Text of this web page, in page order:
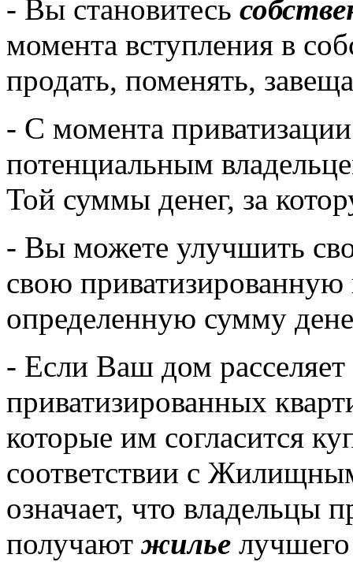
- Вы становитесь
момента вступления в
продать, поменять,
- С момента
потенциальным
Той суммы денег, за
- Вы можете улучшить
свою приватизированную
определенную сумму
- Если Ваш дом
приватизированных
которые им согласится
соответствии с
означает, что владельцы
получают жилье лучшего